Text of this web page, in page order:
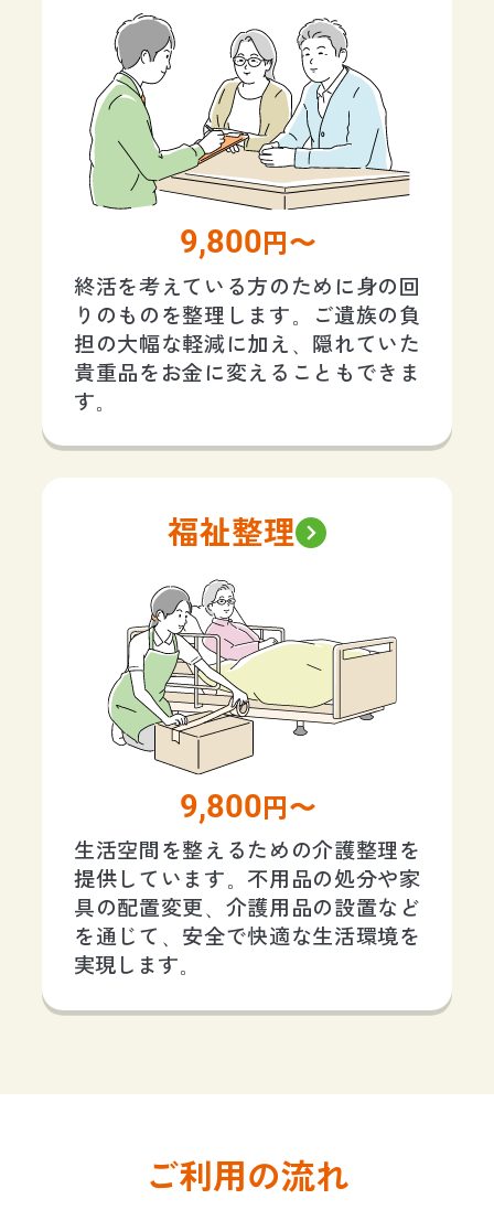
9,800 円〜
終活を考えている方のために身の回
りのものを整理します。ご遺族の負
担の大幅な軽減に加え、隠れていた
貴重品をお金に変えることもできま
す。
福祉整理
9,800 円〜
生活空間を整えるための介護整理を
提供しています。不用品の処分や家
具の配置変更、介護用品の設置など
を通じて、安全で快適な生活環境を
実現します。
ご利用の流れ